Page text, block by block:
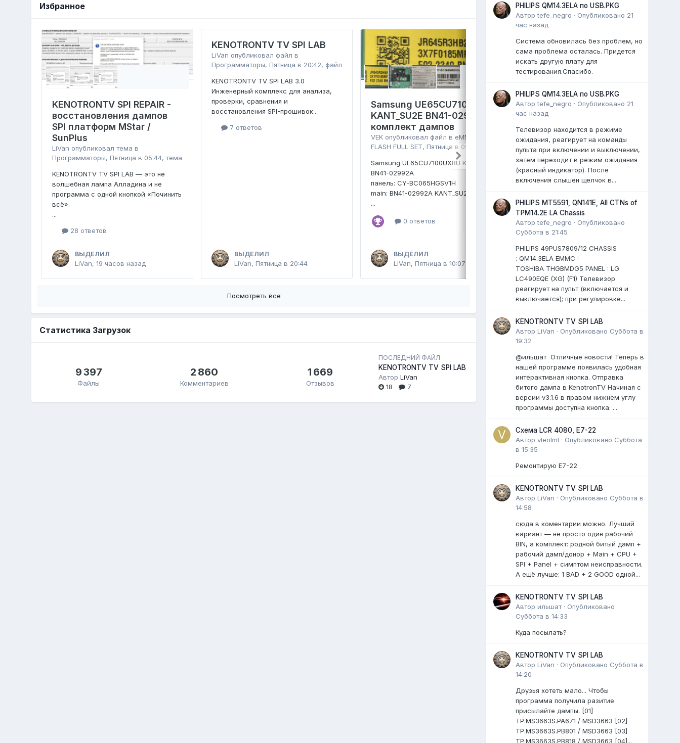
Избранное
KENOTRONTV SPI REPAIR -
восстановления дампов
SPI платформ MStar /
SunPlus
LiVan опубликовал тема в
Программаторы,Пятница в 05:44, тема
KENOTRONTV TV SPI LAB — это не
волшебная лампа Алладина и не
программа с одной кнопкой «Починить
всё».
...
28 ответов
ВЫДЕЛИЛ
LiVan,19 часов назад
KENOTRONTV TV SPI LAB
LiVan опубликовал файл в
Программаторы,Пятница в 20:42, файл
KENOTRONTV TV SPI LAB 3.0
Инженерный комплекс для анализа,
проверки, сравнения и
восстановления SPI-прошивок...
7 ответов
ВЫДЕЛИЛ
LiVan,Пятница в 20:44
Samsung UE65CU7100UXRU
KANT_SU2E BN41-02992A
комплект дампов
VEK опубликовал файл в eMMC, NAND
FLASH FULL SET,Пятница в 09:52
Samsung UE65CU7100UXRU KANT_SU2E
BN41-02992A
панель: CY-BC065HGSV1H
main: BN41-02992A KANT_SU2E
...
0 ответов
ВЫДЕЛИЛ
LiVan,Пятница в 10:07
HAIER 55 SMART TV S2 PRO,
T.MT9602.731 LVU550CSDX
EMMC KLMG1ETD
mastel опубликовал файл в
NAND FLASH FULL SET,Вторник в 06:57
файл
HAIER 55SMART TV S2 PRO
T.MT9602.731
LVU550CSDX
...
0 ответов
LiVan,
Посмотреть все
Статистика Загрузок
9 397
Файлы
2 860
Комментариев
1 669
Отзывов
ПОСЛЕДНИЙ ФАЙЛ
KENOTRONTV TV SPI LAB
АвторLiVan
18
7
PHILIPS QM14.3ELA по USB.PKG
Авторtefe_negro · Опубликовано 21
час назад
Система обновилась без проблем, но
сама проблема осталась. Придется
искать другую плату для
тестирования.Спасибо.
PHILIPS QM14.3ELA по USB.PKG
Авторtefe_negro · Опубликовано 21
час назад
Телевизор находится в режиме
ожидания, реагирует на команды
пульта при включении и выключении,
затем переходит в режим ожидания
(красный индикатор). После
включения слышен щелчок в...
PHILIPS MT5591, QN141E, All CTNs of
TPM14.2E LA Chassis
Авторtefe_negro · Опубликовано
Суббота в 21:45
PHILIPS 49PUS7809/12 CHASSIS
: QM14.3ELA EMMC :
TOSHIBA THGBMDG5 PANEL : LG
LC490EQE (XG) (F1) Телевизор
реагирует на пульт (включается и
выключается); при регулировке...
KENOTRONTV TV SPI LAB
АвторLiVan · Опубликовано Суббота в
19:32
@ильшат Отличные новости! Теперь в
нашей программе появилась удобная
интерактивная кнопка. Отправка
битого дампа в KenotronTV Начиная с
версии v3.1.6 в правом нижнем углу
программы доступна кнопка: ...
Схема LCR 4080, E7-22
Авторvleolml · Опубликовано Суббота
в 15:35
Ремонтирую E7-22
KENOTRONTV TV SPI LAB
АвторLiVan · Опубликовано Суббота в
14:58
сюда в коментарии можно. Лучший
вариант — не просто один рабочий
BIN, а комплект: родной битый дамп +
рабочий дамп/донор + Main + CPU +
SPI + Panel + симптом неисправности.
А ещё лучше: 1 BAD + 2 GOOD одной...
KENOTRONTV TV SPI LAB
Авторильшат· Опубликовано
Суббота в 14:33
Куда посылать?
KENOTRONTV TV SPI LAB
АвторLiVan · Опубликовано Суббота в
14:20
Друзья хотеть мало... Чтобы
программа получила разитие
присылайте дампы. [01]
TP.MS3663S.PA671 / MSD3663 [02]
TP.MS3663S.PB801 / MSD3663 [03]
TP.MS3663S.PB818 / MSD3663 [04]...